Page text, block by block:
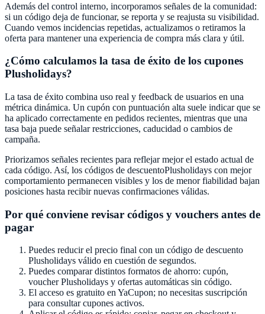
Además del control interno, incorporamos señales de la comunidad:
si un código deja de funcionar, se reporta y se reajusta su visibilidad.
Cuando vemos incidencias repetidas, actualizamos o retiramos la
oferta para mantener una experiencia de compra más clara y útil.
¿Cómo calculamos la tasa de éxito de los cupones
Plusholidays?
La tasa de éxito combina uso real y feedback de usuarios en una
métrica dinámica. Un cupón con puntuación alta suele indicar que se
ha aplicado correctamente en pedidos recientes, mientras que una
tasa baja puede señalar restricciones, caducidad o cambios de
campaña.
Priorizamos señales recientes para reflejar mejor el estado actual de
cada código. Así, los códigos de descuentoPlusholidays con mejor
comportamiento permanecen visibles y los de menor fiabilidad bajan
posiciones hasta recibir nuevas confirmaciones válidas.
Por qué conviene revisar códigos y vouchers antes de
pagar
Puedes reducir el precio final con un código de descuento
Plusholidays válido en cuestión de segundos.
Puedes comparar distintos formatos de ahorro: cupón,
voucherPlusholidays y ofertas automáticas sin código.
El acceso es gratuito enYaCupon; no necesitas suscripción
para consultar cupones activos.